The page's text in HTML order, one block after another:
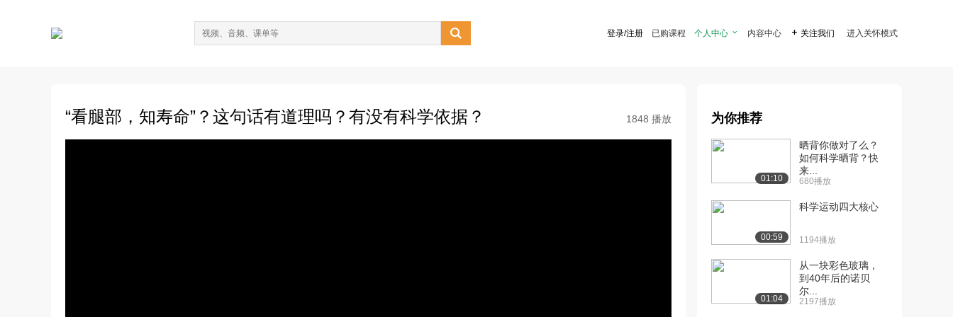
 登录/注册 已购课程 个人中心  内容中心  关注我们 进入关怀模式
“看腿部，知寿命”？这句话有道理吗？有没有科学依据？ 1848 播放 为你推荐
01:10
晒背你做对了么？
如何科学晒背？快
来...
680播放
00:59
科学运动四大核心
1194播放
01:04
从一块彩色玻璃，
到40年后的诺贝
尔...
2197播放